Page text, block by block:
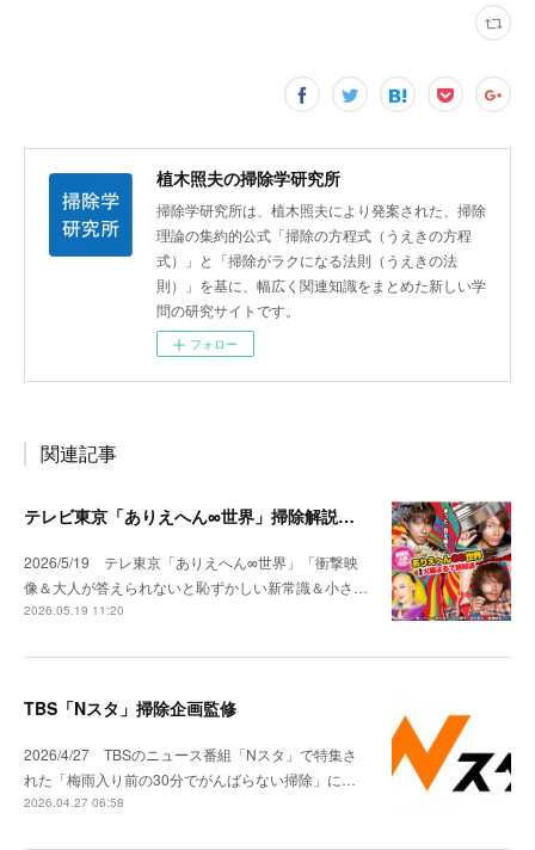
植木照夫の掃除学研究所
掃除学研究所は、植木照夫により発案された、掃除
理論の集約的公式「掃除の方程式（うえきの方程
式）」と「掃除がラクになる法則（うえきの法
則）」を基に、幅広く関連知識をまとめた新しい学
問の研究サイトです。
フォロー
関連記事
テレビ東京「ありえへん∞世界」掃除解説出演
2026/5/19 テレ東京「ありえへん∞世界」「衝撃映
像＆大人が答えられないと恥ずかしい新常識＆小さ…
2026.05.19 11:20
TBS「Nスタ」掃除企画監修
2026/4/27 TBSのニュース番組「Nスタ」で特集さ
れた「梅雨入り前の30分でがんばらない掃除」に…
2026.04.27 06:58